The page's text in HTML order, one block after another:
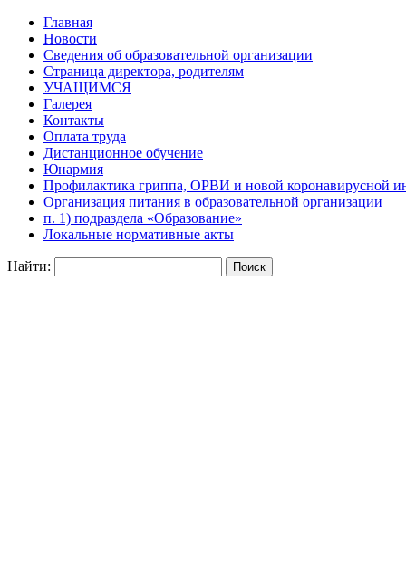
Главная
Новости
Сведения об образовательной организации
Страница директора, родителям
УЧАЩИМСЯ
Галерея
Контакты
Оплата труда
Дистанционное обучение
Юнармия
Профилактика гриппа, ОРВИ и новой коронавирусной
Организация питания в образовательной организации
п. 1) подраздела «Образование»
Локальные нормативные акты
Найти: